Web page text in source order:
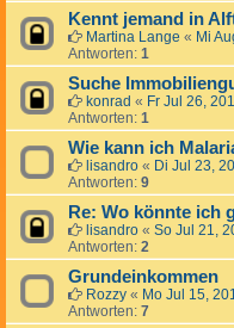
Kennt jemand in
Martina Lange « Mi
Antworten: 1
Suche
konrad « Fr Jul 26,
Antworten: 1
Wie kann ich
lisandro « Di Jul 23,
Antworten: 9
Re: Wo könnte ich
lisandro « So Jul 21,
Antworten: 2
Grundeinkommen
Rozzy « Mo Jul 15,
Antworten: 7